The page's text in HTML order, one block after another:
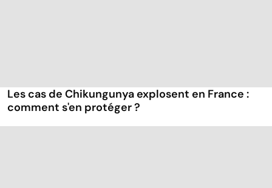
Les cas de Chikungunya explosent en France :
comment s'en protéger ?